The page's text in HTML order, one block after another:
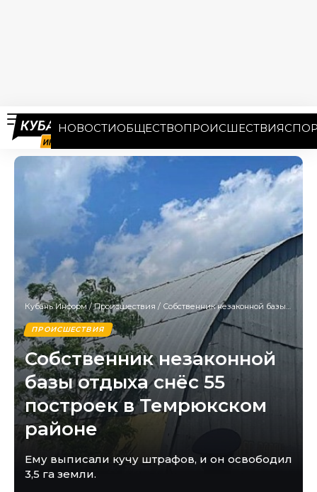
НОВОСТИОБЩЕСТВОПРОИСШЕСТВИЯ
Кубань Информ/Происшествия / Собственник незаконной базы отдыха снёс 55 построек в Темрюкском районе
ПРОИСШЕСТВИЯ
Собственник незаконной
базы отдыха снёс 55
построек в Темрюкском
районе
Ему выписали кучу штрафов, и он освободил
3,5 га земли.